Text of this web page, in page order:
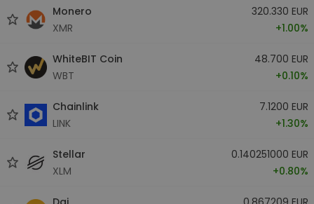
Monero
XMR
320.330 EUR
+1.00%
WhiteBIT Coin
WBT
48.700 EUR
+0.10%
Chainlink
LINK
7.1200 EUR
+1.30%
Stellar
XLM
0.140251000 EUR
+0.80%